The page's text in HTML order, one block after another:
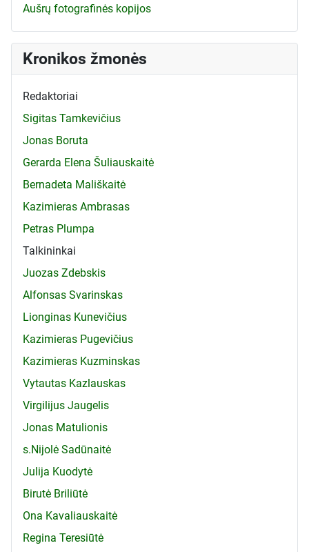
Aušrų fotografinės kopijos
Kronikos žmonės
Redaktoriai
Sigitas Tamkevičius
Jonas Boruta
Gerarda Elena Šuliauskaitė
Bernadeta Mališkaitė
Kazimieras Ambrasas
Petras Plumpa
Talkininkai
Juozas Zdebskis
Alfonsas Svarinskas
Lionginas Kunevičius
Kazimieras Pugevičius
Kazimieras Kuzminskas
Vytautas Kazlauskas
Virgilijus Jaugelis
Jonas Matulionis
s.Nijolė Sadūnaitė
Julija Kuodytė
Birutė Briliūtė
Ona Kavaliauskaitė
Regina Teresiūtė